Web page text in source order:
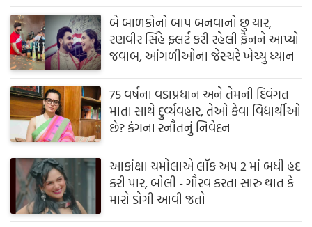
બે બાળકોનો બાપ બનવાનો છુ યાર,
રણવીર સિંહે ફ્લર્ટ કરી રહેલી ફૈનને આપ્યો
જવાબ, આંગળીઓના જેસ્ચરે ખેચ્યુ ધ્યાન
75 વર્ષના વડાપ્રધાન અને તેમની દિવંગત
માતા સાથે દુર્વ્યવહાર, તેઓ કેવા વિદ્યાર્થીઓ
છે? કંગના રનૌતનું નિવેદન
આકાંક્ષા ચમોલાએ લૉક અપ 2 માં બધી હદ
કરી પાર, બોલી - ગૌરવ કરતા સારુ થાત કે
મારો ડોગી આવી જતો